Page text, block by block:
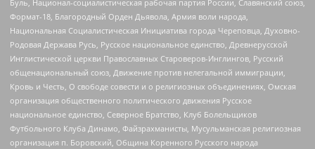
Буль, Национал-социалистическая рабочая партия России, Славянский союз,
Формат-18, Благородный Орден Дьявола, Армия воли народа,
Национальная Социалистическая Инициатива города Череповца, Духовно-
Родовая Держава Русь, Русское национальное единство, Древнерусской
Инглистической церкви Православных Староверов-Инглингов, Русский
общенациональный союз, Движение против нелегальной иммиграции,
Кровь и Честь, О свободе совести и о религиозных объединениях, Омская
организация общественного политического движения Русское
национальное единство, Северное Братство, Клуб Болельщиков
Футбольного Клуба Динамо, Файзрахманисты, Мусульманская религиозная
организация п. Боровский, Община Коренного Русского народа